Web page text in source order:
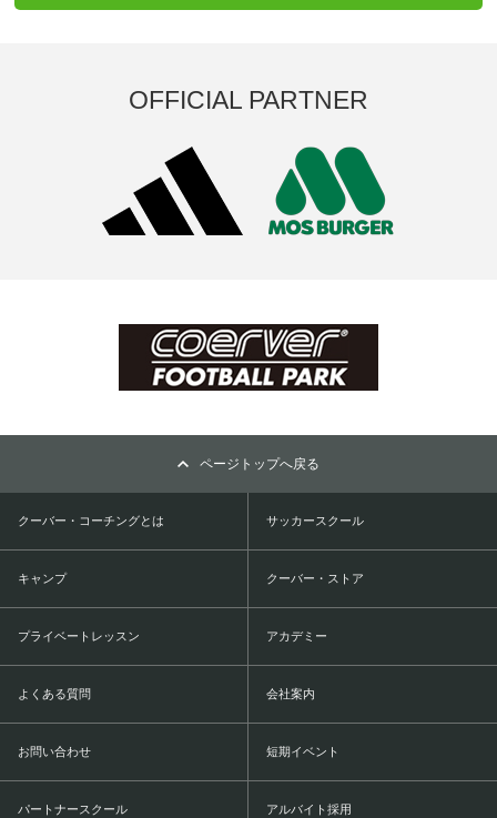
OFFICIAL PARTNER
ページトップへ戻る
クーバー・コーチングとは サッカースクール
キャンプ クーバー・ストア
プライベートレッスン アカデミー
よくある質問 会社案内
お問い合わせ 短期イベント
パートナースクール アルバイト採用